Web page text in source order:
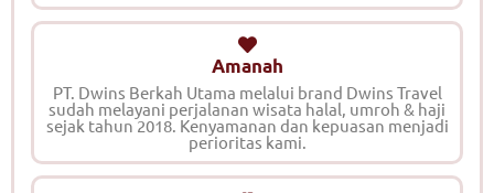
Amanah
PT. Dwins Berkah Utama melalui brand Dwins Travel
sudah melayani perjalanan wisata halal, umroh & haji
sejak tahun 2018. Kenyamanan dan kepuasan menjadi
perioritas kami.